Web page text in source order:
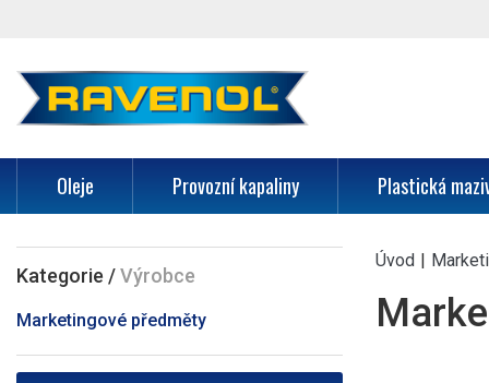
Oleje Provozní kapaliny Plastická
Kategorie /Výrobce
Marketingové předměty
Úvod |